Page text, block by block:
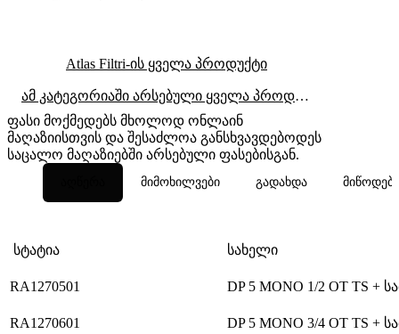
Atlas Filtri-ის ყველა პროდუქტი
ამ კატეგორიაში არსებული ყველა პროდუქტი
ფასი მოქმედებს მხოლოდ ონლაინ
მაღაზიისთვის და შესაძლოა განსხვავდებოდეს
საცალო მაღაზიებში არსებული ფასებისგან.
მიმოხილვები გადახდა მიწოდება
სტატია სახელი
RA1270501 DP 5 MONO 1/2 OT TS +
RA1270601 DP 5 MONO 3/4 OT TS +